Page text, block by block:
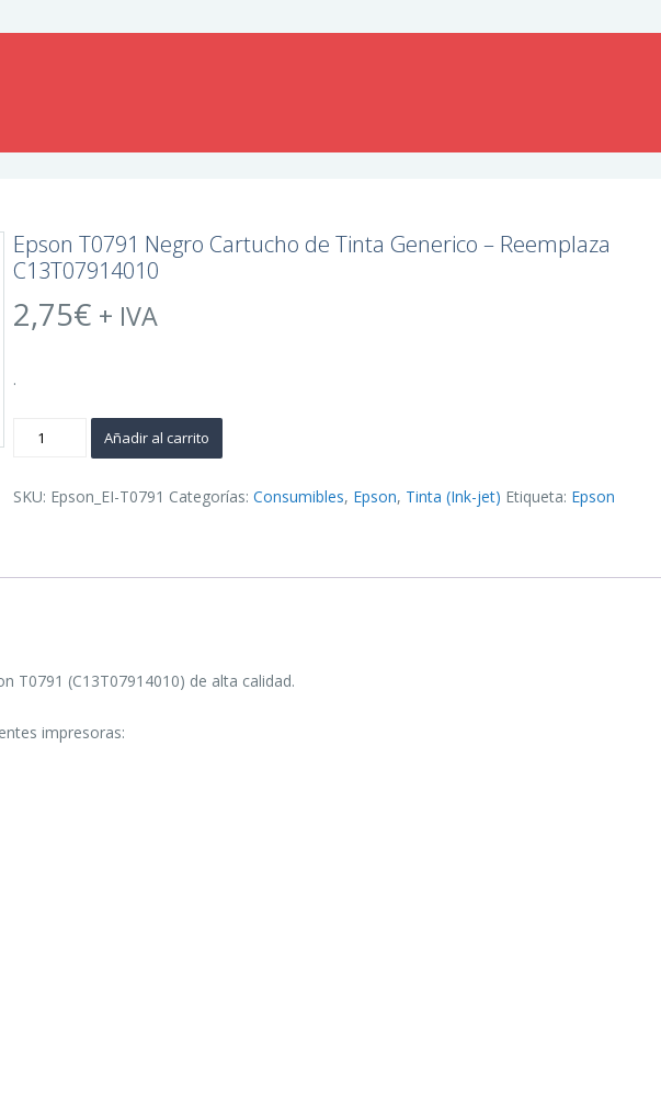
Epson T0791 Negro Cartucho de Tinta Generico – Reemplaza
C13T07914010
2,75€ + IVA
.
T0791
Tinta
cantidad
Añadir al carrito
SKU: Epson_EI-T0791 Categorías:Consumibles, Epson, Tinta (Ink-jet) Etiqueta: Epson
T0791 (C13T07914010) de alta calidad.
impresoras: